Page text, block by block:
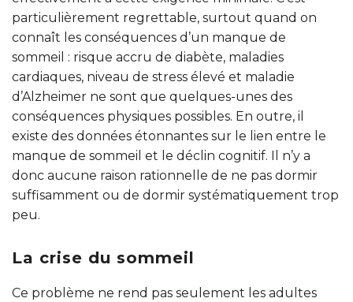
particulièrement regrettable, surtout quand on
connaît les conséquences d’un manque de
sommeil : risque accru de diabète, maladies
cardiaques, niveau de stress élevé et maladie
d’Alzheimer ne sont que quelques-unes des
conséquences physiques possibles. En outre, il
existe des données étonnantes sur le lien entre le
manque de sommeil et le déclin cognitif. Il n’y a
donc aucune raison rationnelle de ne pas dormir
suffisamment ou de dormir systématiquement trop
peu.
La crise du sommeil
Ce problème ne rend pas seulement les adultes